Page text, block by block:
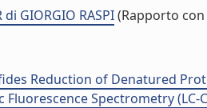
GIORGIO RASPI(Rapporto con
Reduction of Denatured
Spectrometry (LC-